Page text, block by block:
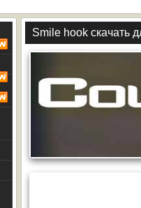
Smile hook скачать